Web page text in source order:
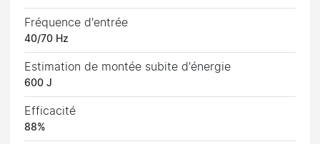
Fréquence d'entrée
40/70 Hz
Estimation de montée subite d'énergie
600 J
Efficacité
88%